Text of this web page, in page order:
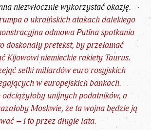
niezwłocznie wykorzystać okazję.
o ukraińskich atakach dalekiego
odmowa Putina spotkania
doskonały pretekst, by przełamać
Kijowowi niemieckie rakiety Taurus.
setki miliardów euro rosyjskich
w europejskich bankach.
odciążyłoby unijnych podatników, a
Moskwie, że ta wojna będzie ją
– i to przez długie lata.